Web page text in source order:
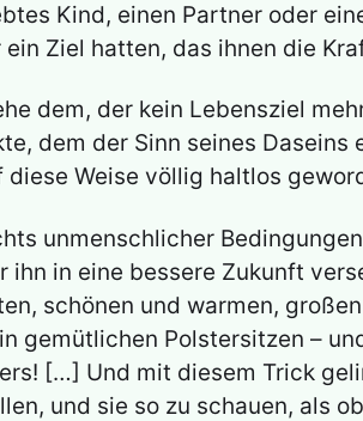
Kind, einen Partner oder
Ziel hatten, das ihnen die
dem, der kein Lebensziel
dem der Sinn seines
Weise völlig haltlos
unmenschlicher
ihn in eine bessere Zukunft
schönen und warmen,
gemütlichen Polstersitzen –
[…] Und mit diesem Trick
und sie so zu schauen, als